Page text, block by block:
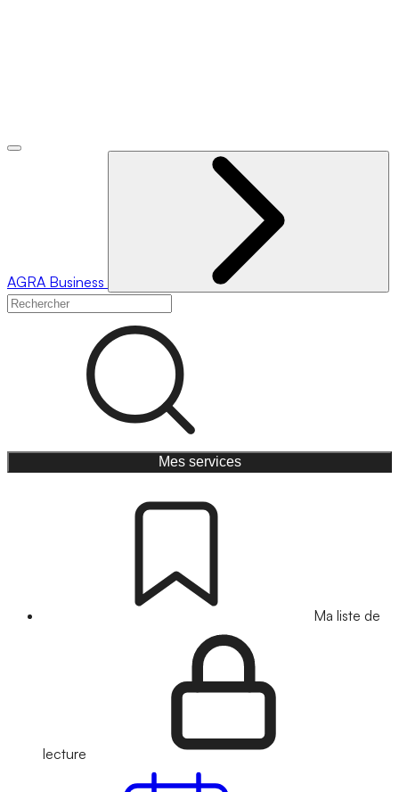
AGRA Business
Mes services
Ma liste de
lecture